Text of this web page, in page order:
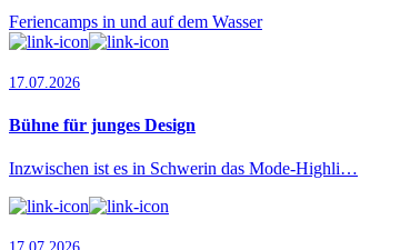
Feriencamps in und auf dem Wasser
17.07.2026
Bühne für junges Design
Inzwischen ist es in Schwerin das Mode-Highli…